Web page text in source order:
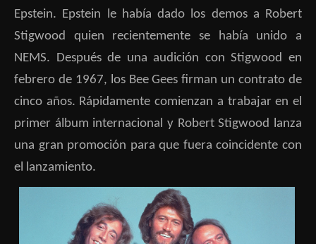
Epstein. Epstein le había dado los demos a Robert
Stigwood quien recientemente se había unido a
NEMS. Después de una audición con Stigwood en
febrero de 1967, los Bee Gees firman un contrato de
cinco años. Rápidamente comienzan a trabajar en el
primer álbum internacional y Robert Stigwood lanza
una gran promoción para que fuera coincidente con
el lanzamiento.